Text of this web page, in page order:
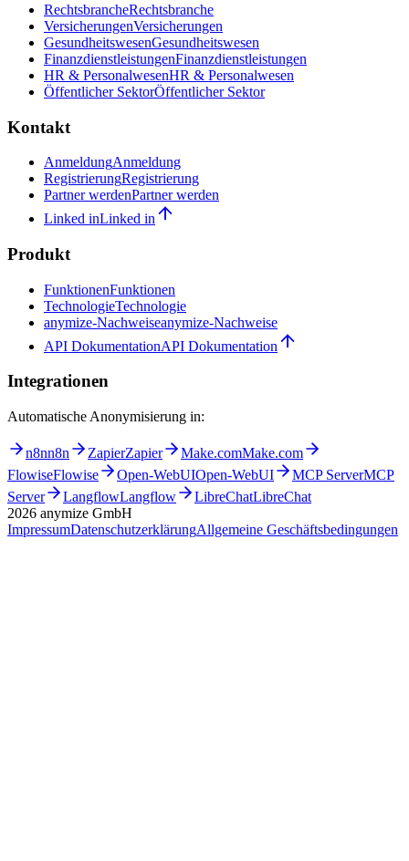
RechtsbrancheRechtsbranche
VersicherungenVersicherungen
GesundheitswesenGesundheitswesen
FinanzdienstleistungenFinanzdienstleistungen
HR & PersonalwesenHR & Personalwesen
Öffentlicher SektorÖffentlicher Sektor
Kontakt
AnmeldungAnmeldung
RegistrierungRegistrierung
Partner werdenPartner werden
Linked inLinked in
Produkt
FunktionenFunktionen
TechnologieTechnologie
anymize-Nachweiseanymize-Nachweise
API DokumentationAPI Dokumentation
Integrationen
Automatische Anonymisierung in:
n8nn8n ZapierZapier Make.comMake.com
FlowiseFlowise Open-WebUIOpen-WebUI MCP ServerMCP
Server
LangflowLangflow LibreChatLibreChat
2026 anymize GmbH
ImpressumDatenschutzerklärungAllgemeine Geschäftsbedingungen